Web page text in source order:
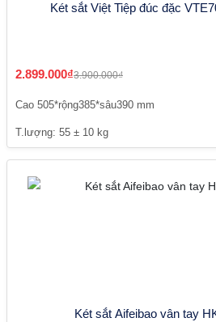
Két sắt Việt Tiệp đúc đặc
2.899.000₫3.900.000₫
Cao 505*rộng385*sâu390 mm
T.lượng: 55 ± 10 kg
Két sắt Aifeibao vân tay